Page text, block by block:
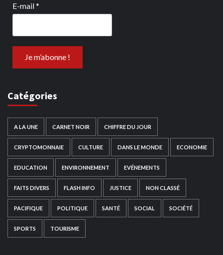
E-mail*
Catégories
A LA UNE CARNET NOIR CHIFFRE DU JOUR
CRYPTOMONNAIE CULTURE DANS LE MONDE ECONOMIE
EDUCATION ENVIRONNEMENT EVÉNEMENTS
FAITS DIVERS FLASH INFO JUSTICE NON CLASSÉ
PACIFIQUE POLITIQUE SANTÉ SOCIAL SOCIÉTÉ
SPORTS TOURISME